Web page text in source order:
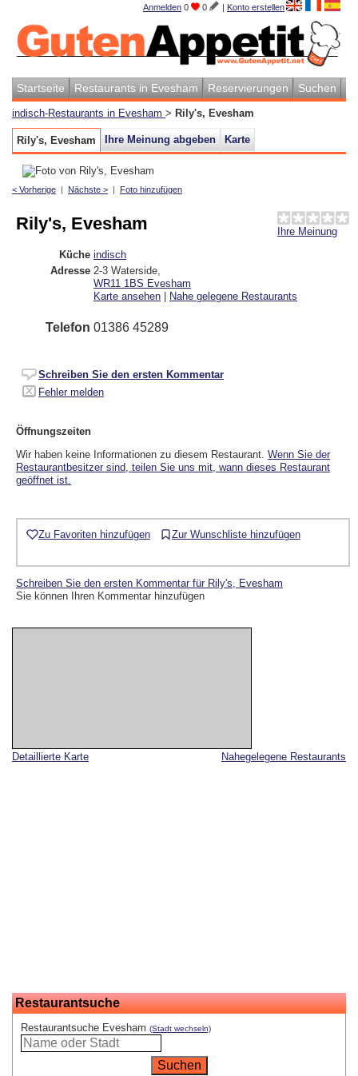
Anmelden 0 0 | Konto erstellen
Startseite Restaurants in Evesham Reservierungen Suchen
indisch-Restaurants in Evesham > Rily's, Evesham
Rily's, Evesham Ihre Meinung abgeben Karte
< Vorherige | Nächste > | Foto hinzufügen
Nahegelegene Restaurants
Detaillierte Karte
Restaurantsuche
Restaurantsuche Evesham (Stadt wechseln)
Ihre Meinung
Rily's, Evesham
Küche indisch
Adresse 2-3 Waterside
WR11 1BS Evesham
Karte ansehen | Nahe gelegene Restaurants
Telefon 01386 45289
Schreiben Sie den ersten Kommentar
Fehler melden
Öffnungszeiten
Wir haben keine Informationen zu diesem Restaurant. Wenn Sie der
Restaurantbesitzer sind, teilen Sie uns mit, wann dieses Restaurant
geöffnet ist.
Zu Favoriten hinzufügen Zur Wunschliste hinzufügen
Schreiben Sie den ersten Kommentar für Rily's, Evesham
Sie können Ihren Kommentar hinzufügen